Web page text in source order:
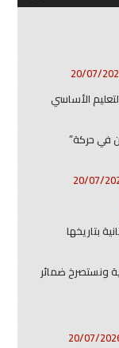
20/07/
الأساسي
في حركة”
20/07/
بتاريخها
ونستصرخ ضمائر
20/07/